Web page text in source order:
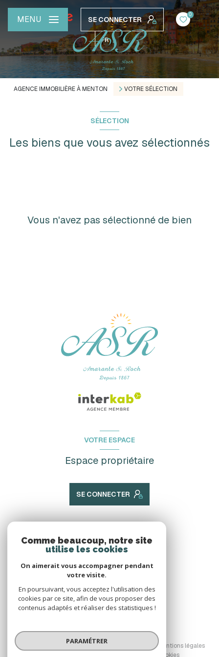
SE CONNECTER
0
FR
MENU
AGENCE IMMOBILIÈRE À MENTON VOTRE SÉLECTION
SÉLECTION
Les biens que vous avez sélectionnés
Vous n'avez pas sélectionné de bien
VOTRE ESPACE
Espace propriétaire
SE CONNECTER
Nous adhérons
© 2026 | Tous droits réservés
Nos honoraires
Nos partenaires
Mentions légales
Cookies
Comme beaucoup, notre site
utilise les cookies
On aimerait vous accompagner pendant
votre visite.
En poursuivant, vous acceptez l'utilisation des
cookies par ce site, afin de vous proposer des
contenus adaptés et réaliser des statistiques !
PARAMÉTRER